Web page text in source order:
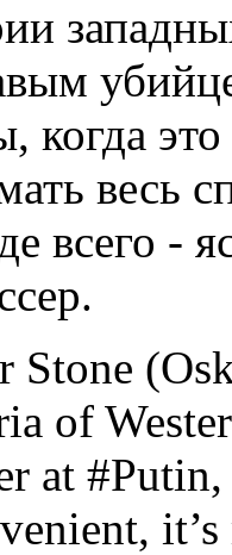
когда
весь
всего -
Stone
of
at